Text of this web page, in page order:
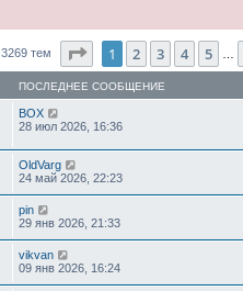
3269 тем Страница1 из 94
1 2 3 4 5
ПОСЛЕДНЕЕ СООБЩЕНИЕ
BOX
28 июл 2026, 16:36
OldVarg
24 май 2026, 22:23
pin
29 янв 2026, 21:33
vikvan
09 янв 2026, 16:24